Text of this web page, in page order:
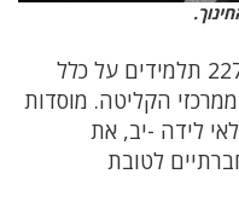
בתחילת השבוע החלו להיקלט 227 תלמידים על כלל
הקליטה. מוסדות
לידה -יב, את
לטובת